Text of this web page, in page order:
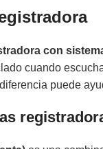
con
cuando
puede